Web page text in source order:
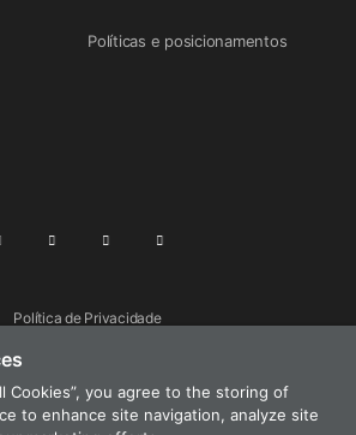
Políticas e posicionamentos
Política de Privacidade
Segurança de produtos
Cookies”, you agree to the storing of
to enhance site navigation, analyze site